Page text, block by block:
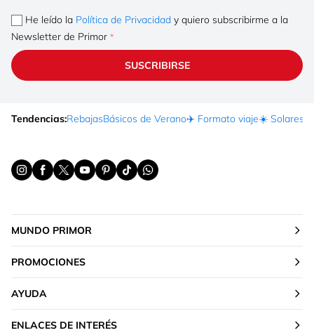
He leído la Política de Privacidad y quiero subscribirme a la
Newsletter de Primor
SUSCRIBIRSE
Tendencias:RebajasBásicos de Verano✈️ Formato viaje☀️ Solares
MUNDO PRIMOR
PROMOCIONES
AYUDA
ENLACES DE INTERÉS